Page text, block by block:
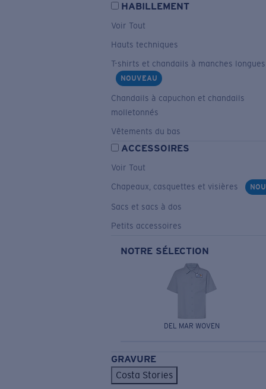
HABILLEMENT
Voir Tout
Hauts techniques
T-shirts et chandails à manches longues
NOUVEAU
Chandails à capuchon et chandails
molletonnés
Vêtements du bas
ACCESSOIRES
Voir Tout
Chapeaux, casquettes et visières
Sacs et sacs à dos
Petits accessoires
NOTRE SÉLECTION
DEL MAR WOVEN
GRAVURE
Costa Stories